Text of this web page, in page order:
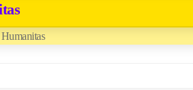
Humanitas